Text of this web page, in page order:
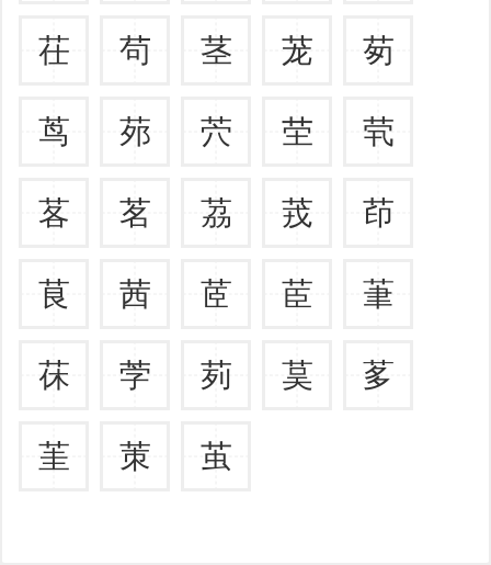
茌 茍 茎 茏 茐
茑 茒 茓 茔 茕
茖 茗 茘 茙 茚
茛 茜 茝 茞 茟
茠 茡 茢 茣 茤
茥 茦 茧